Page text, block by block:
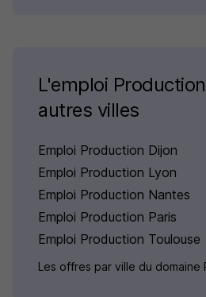
L'emploi
autres villes
Emploi Production Dijon
Emploi Production Lyon
Emploi Production Nantes
Emploi Production Paris
Emploi Production Toulouse
Les offres par ville du domaine